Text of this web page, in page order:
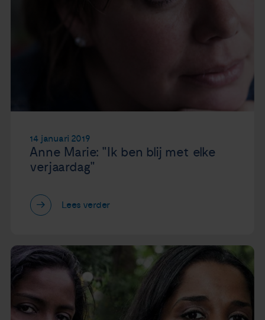
14 januari 2019
Anne Marie: "Ik ben blij met elke
verjaardag"
Lees verder